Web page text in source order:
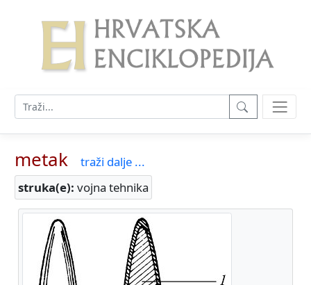
metak
traži dalje ...
struka(e): vojna tehnika